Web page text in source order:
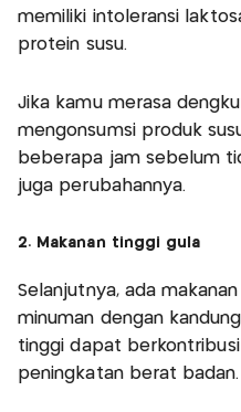
memiliki intoleransi
protein susu.
Jika kamu merasa
mengonsumsi produk
beberapa jam sebelum
juga perubahannya.
2. Makanan tinggi gula
Selanjutnya, ada
minuman dengan
tinggi dapat
peningkatan berat badan.